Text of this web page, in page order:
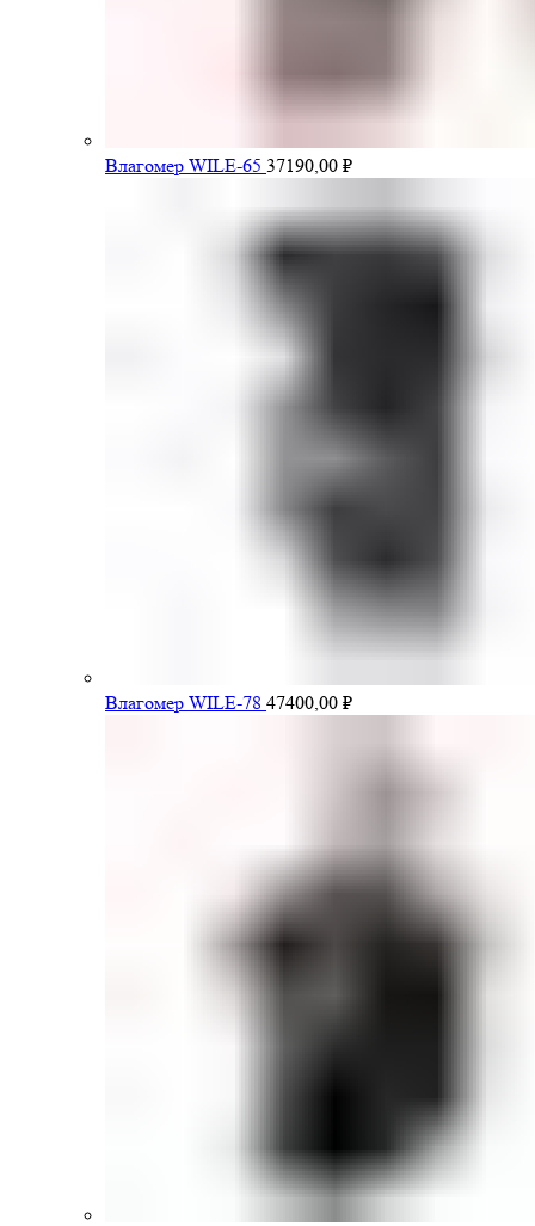
Влагомер WILE-65 37190,00 ₽
Влагомер WILE-78 47400,00 ₽